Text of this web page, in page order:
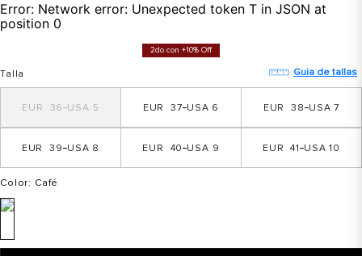
Error: Network error: Unexpected token T in JSON at
position 0
2do con +10% Off
Talla Guia de tallas
5
36 6
37 7
38
8
39 9
40 10
41
Color: Café
puma
tommy hilfiger
mujer